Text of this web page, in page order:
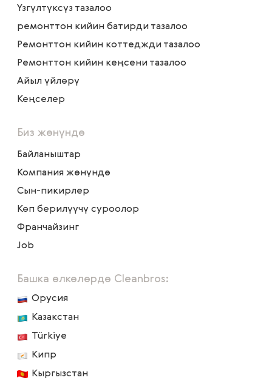
Үзгүлтүксүз тазалоо
ремонттон кийин батирди тазалоо
Ремонттон кийин коттеджди тазалоо
Ремонттон кийин кеңсени тазалоо
Айыл үйлөрү
Кеңселер
Биз жөнүндө
Байланыштар
Компания жөнүндө
Сын-пикирлер
Көп берилүүчү суроолор
Франчайзинг
Job
Башка өлкөлөрдө Cleanbros:
Орусия
Казакстан
Türkiye
Кипр
Кыргызстан